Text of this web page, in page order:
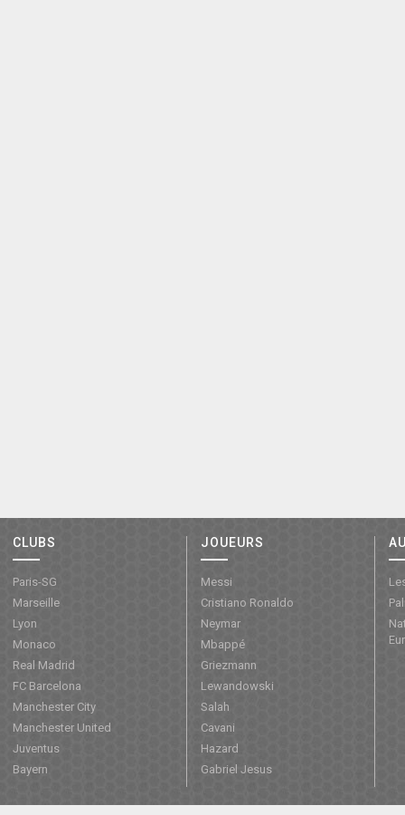
CLUBS
Paris-SG
Marseille
Lyon
Monaco
Real Madrid
FC Barcelona
Manchester City
Manchester United
Juventus
Bayern
JOUEURS
Messi
Cristiano Ronaldo
Neymar
Mbappé
Griezmann
Lewandowski
Salah
Cavani
Hazard
Gabriel Jesus